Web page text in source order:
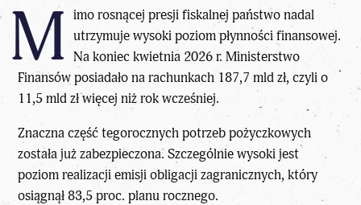
M imo rosnącej presji fiskalnej państwo nadal
utrzymuje wysoki poziom płynności finansowej.
Na koniec kwietnia 2026 r. Ministerstwo
Finansówposiadało na rachunkach 187,7 mld zł, czyli o
11,5 mld zł więcej niż rok wcześniej.
Znaczna część tegorocznych potrzeb pożyczkowych
została już zabezpieczona. Szczególnie wysoki jest
poziom realizacji emisji obligacji zagranicznych, który
osiągnął 83,5 proc. planu rocznego.